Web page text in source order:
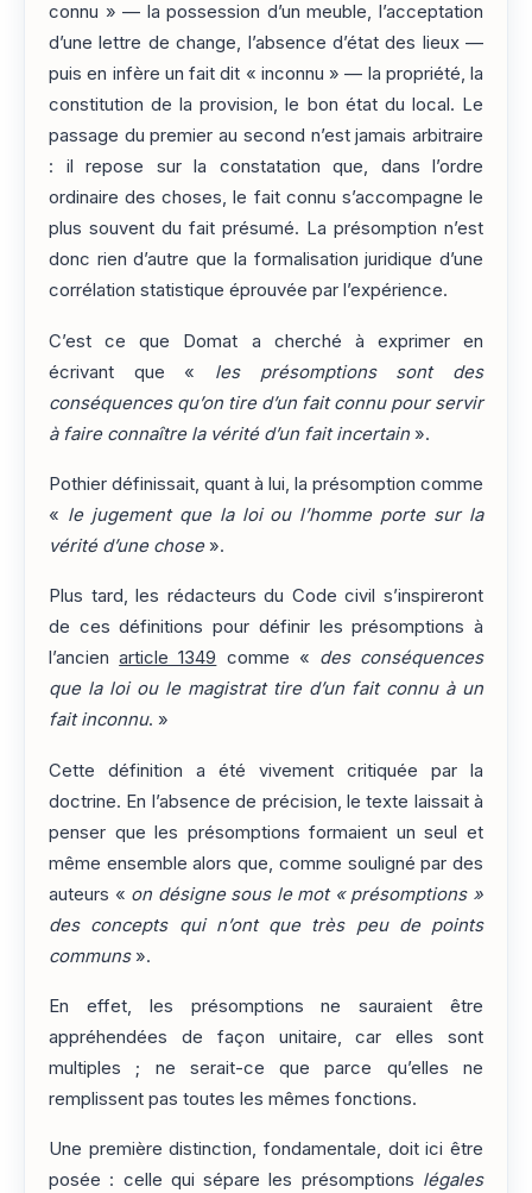
connu » — la possession d’un meuble, l’acceptation
d’une lettre de change, l’absence d’état des lieux —
puis en infère un fait dit « inconnu » — la propriété, la
constitution de la provision, le bon état du local. Le
passage du premier au second n’est jamais arbitraire
: il repose sur la constatation que, dans l’ordre
ordinaire des choses, le fait connu s’accompagne le
plus souvent du fait présumé. La présomption n’est
donc rien d’autre que la formalisation juridique d’une
corrélation statistique éprouvée par l’expérience.
C’est ce que Domat a cherché à exprimer en
écrivant que « les présomptions sont
des
conséquences qu’on tire d’un fait connu pour servir
à faire connaître la vérité d’un fait incertain ».
Pothier définissait, quant à lui, la présomption comme
« le jugement que la loi ou l’homme porte sur la
vérité d’une chose».
Plus tard, les rédacteurs du Code civil s’inspireront
de ces définitions pour définir les présomptions à
l’ancienarticle 1349 comme « des conséquences
que la loi ou le magistrat tire d’un fait connu à un
fait inconnu. »
Cette définition a été vivement critiquée par la
doctrine. En l’absence de précision, le texte laissait à
penser que les présomptions formaient un seul et
même ensemble alors que, comme souligné par des
auteurs « on désigne sous le mot « présomptions »
des concepts qui n’ont que très peu de points
communs».
En effet, les présomptions ne sauraient être
appréhendées de façon unitaire, car elles sont
multiples ; ne serait-ce que parce qu’elles ne
remplissent pas toutes les mêmes fonctions.
Une première distinction, fondamentale, doit ici être
posée : celle qui sépare les présomptions légales